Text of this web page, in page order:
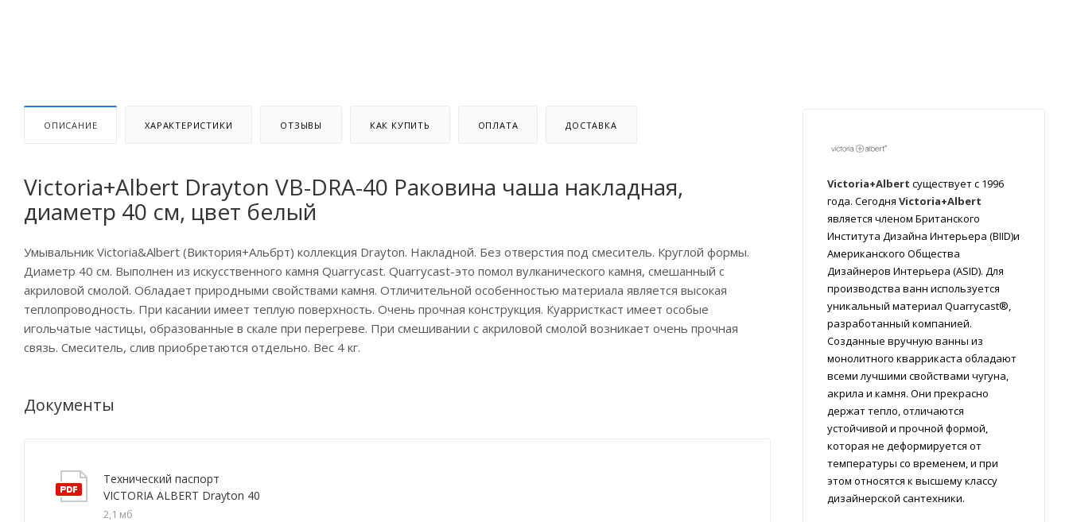
ОПИСАНИЕ ХАРАКТЕРИСТИКИ ОТЗЫВЫ КАК КУПИТЬ ОПЛАТА ДОСТАВКА
Victoria+Albert Drayton VB-DRA-40 Раковина чаша накладная,
диаметр 40 см, цвет белый
Умывальник Victoria&Albert (Виктория+Альбрт) коллекция Drayton. Накладной. Без отверстия под смеситель. Круглой формы.
Диаметр 40 cм. Выполнен из искусственного камня Quarrycast. Quarrycast-это помол вулканического камня, смешанный с
акриловой смолой. Обладает природными свойствами камня. Отличительной особенностью материала является высокая
теплопроводность. При касании имеет теплую поверхность. Очень прочная конструкция. Куарристкаст имеет особые
игольчатые частицы, образованные в скале при перегреве. При смешивании с акриловой смолой возникает очень прочная
связь. Смеситель, слив приобретаются отдельно. Вес 4 кг.
Документы
Технический паспорт
VICTORIA ALBERT Drayton 40
2,1 мб
Victoria+Albert существует с 1996
года. Сегодня Victoria+Albert
является членом Британского
Института Дизайна Интерьера (BIID)и
Американского Общества
Дизайнеров Интерьера (ASID). Для
производства ванн используется
уникальный материал Quarrycast®,
разработанный компанией.
Созданные вручную ванны из
монолитного кваррикаста обладают
всеми лучшими свойствами чугуна,
акрила и камня. Они прекрасно
держат тепло, отличаются
устойчивой и прочной формой,
которая не деформируется от
температуры со временем, и при
этом относятся к высшему классу
дизайнерской сантехники.